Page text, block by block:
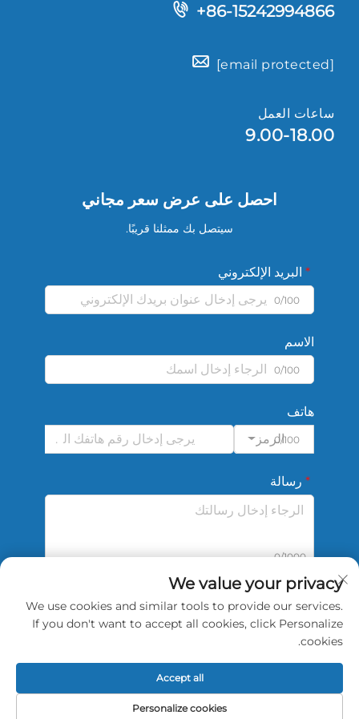
+86-15242994866
[email protected]
ساعات العمل
9.00-18.00
احصل على عرض سعر مجاني
سيتصل بك ممثلنا قريبًا.
البريد الإلكتروني
0/100
الاسم
0/100
هاتف
الرمز0/100
رسالة
0/1000
أرسل
We value your privacy
We use cookies and similar tools to provide our services.
If you don't want to accept all cookies, click Personalize
cookies.
Personalize cookies
Accept all